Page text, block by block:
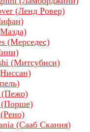
(Ленд Ровер)
(Мерседес)
(Митсубиси)
(Пежо)
(Порше)
(Сааб Скания)